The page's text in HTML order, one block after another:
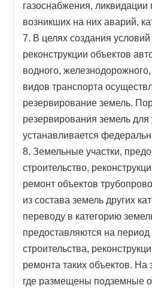
газоснабжения, ликвидации
возникших на них аварий,
7. В целях создания условий
реконструкции объектов
водного,
видов транспорта
резервирование земель.
резервирования земель для
устанавливается
8. Земельные участки,
строительство,
ремонт объектов
из состава земель других
переводу в категорию
предоставляются на
строительства,
ремонта таких объектов. На
где размещены подземные